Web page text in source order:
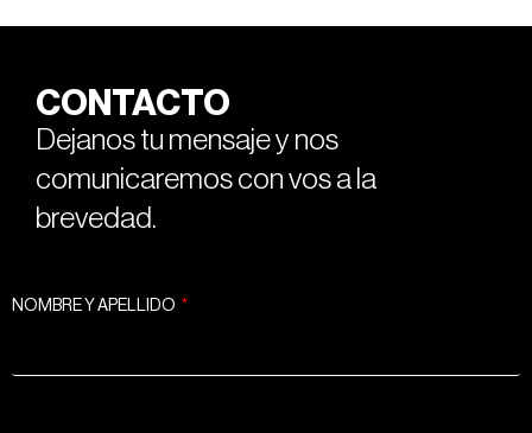
CONTACTO
Dejanos tu mensaje y nos
comunicaremos con vos a la
brevedad.
NOMBRE Y APELLIDO